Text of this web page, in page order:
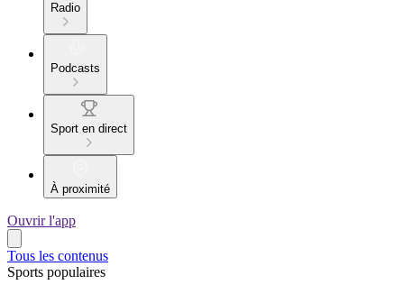
Radio
Podcasts
Sport en direct
À proximité
Ouvrir l'app
Tous les contenus
Sports populaires